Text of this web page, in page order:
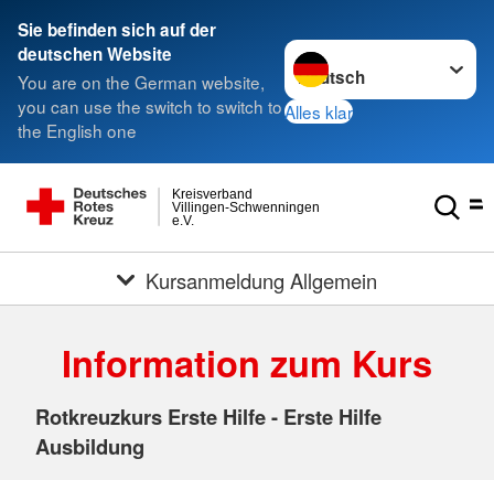
Sie befinden sich auf der
deutschen Website
You are on the German website,
you can use the switch to switch to
the English one
Sprache wechseln zu
Alles klar
e.V.
Villingen-Schwenningen
Kreisverband
Kursanmeldung Allgemein
Information zum Kurs
Rotkreuzkurs Erste Hilfe - Erste Hilfe
Ausbildung